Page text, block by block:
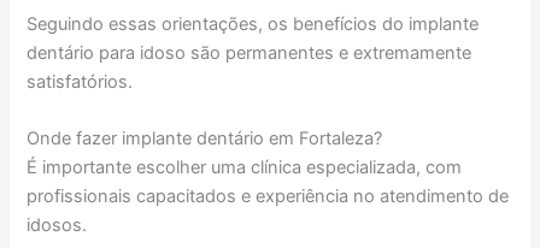
Seguindo essas orientações, os benefícios do implante
dentário para idoso são permanentes e extremamente
satisfatórios.
Onde fazer implante dentário em Fortaleza?
É importante escolher uma clínica especializada, com
profissionais capacitados e experiência no atendimento de
idosos.